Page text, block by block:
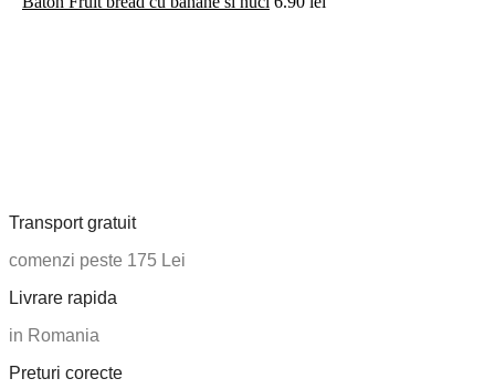
Transport gratuit
comenzi peste 175 Lei
Livrare rapida
in Romania
Preturi corecte